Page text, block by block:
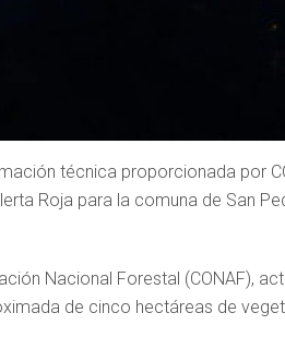
técnica proporcionada por
Roja para la comuna de San
Nacional Forestal (CONAF),
de cinco hectáreas de